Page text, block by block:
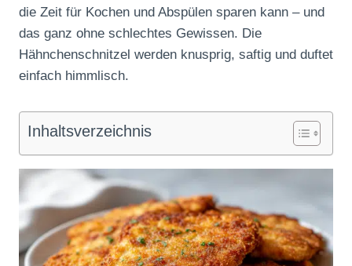
die Zeit für Kochen und Abspülen sparen kann – und
das ganz ohne schlechtes Gewissen. Die
Hähnchenschnitzel werden knusprig, saftig und duftet
einfach himmlisch.
Inhaltsverzeichnis